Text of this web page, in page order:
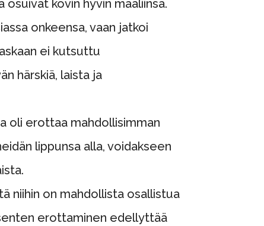
kovin hyvin maaliinsa.
onkeensa, vaan jatkoi
ei kutsuttu
härskiä, laista ja
oli erottaa mahdollisimman
lippunsa alla, voidakseen
niihin on mahdollista osallistua
erottaminen edellyttää